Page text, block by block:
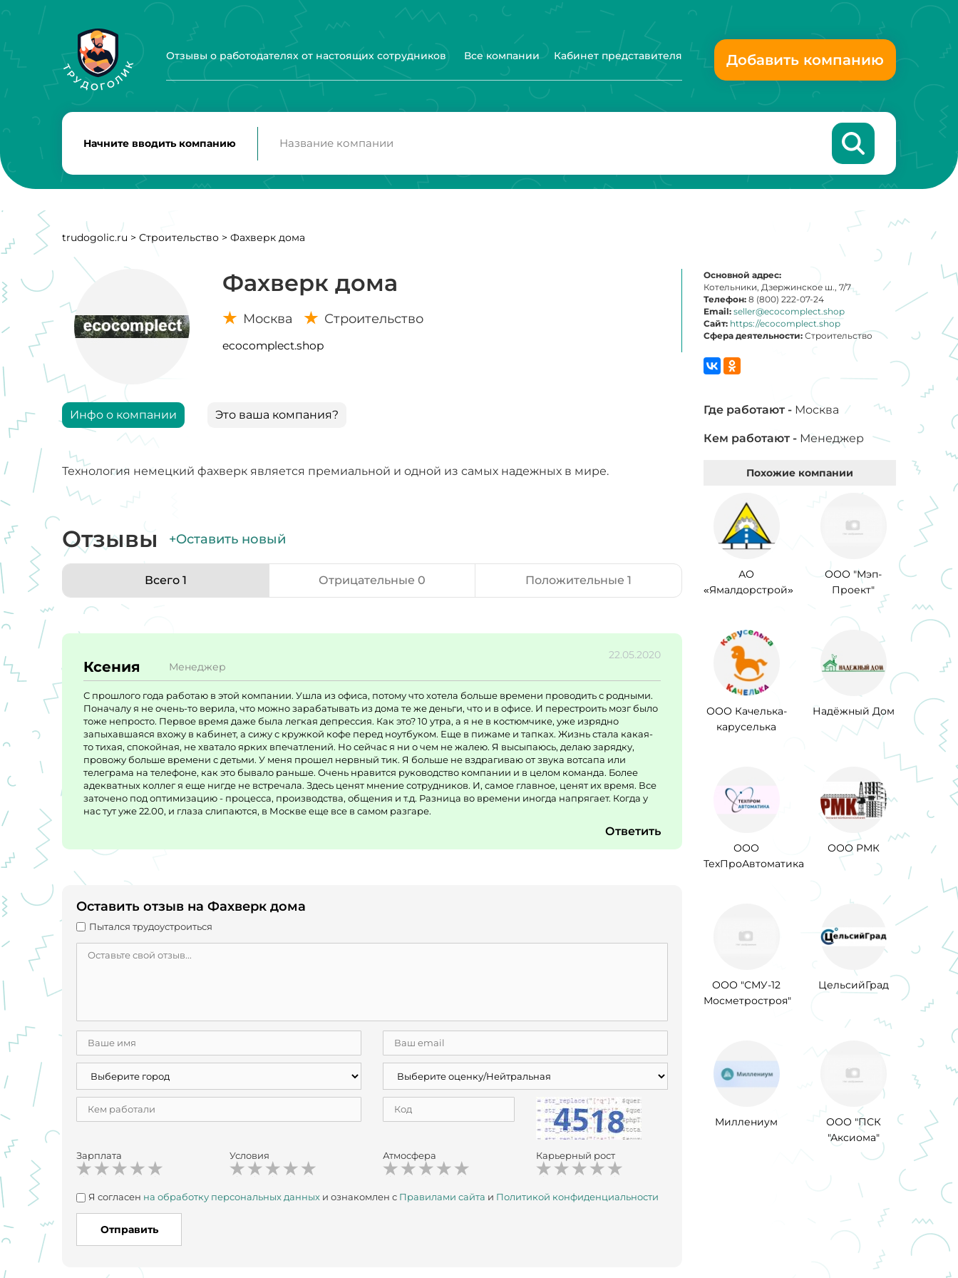
Отзывы о работодателях от настоящих сотрудников Все компании Кабинет представителя Добавить компанию
Начните вводить компанию
trudogolic.ru > Строительство > Фахверк дома
Фахверк дома
Москва Строительство
ecocomplect.shop
Инфо о компании Это ваша компания?
Технология немецкий фахверк является премиальной и одной из самых надежных в мире.
Отзывы +Оставить новый
Всего 1 Отрицательные 0 Положительные 1
22.05.2020
Ксения Менеджер
С прошлого года работаю в этой компании. Ушла из офиса, потому что хотела больше времени проводить с родными.
Поначалу я не очень-то верила, что можно зарабатывать из дома те же деньги, что и в офисе. И перестроить мозг было
тоже непросто. Первое время даже была легкая депрессия. Как это? 10 утра, а я не в костюмчике, уже изрядно
запыхавшаяся вхожу в кабинет, а сижу с кружкой кофе перед ноутбуком. Еще в пижаме и тапках. Жизнь стала какая-
то тихая, спокойная, не хватало ярких впечатлений. Но сейчас я ни о чем не жалею. Я высыпаюсь, делаю зарядку,
провожу больше времени с детьми. У меня прошел нервный тик. Я больше не вздрагиваю от звука вотсапа или
телеграма на телефоне, как это бывало раньше. Очень нравится руководство компании и в целом команда. Более
адекватных коллег я еще нигде не встречала. Здесь ценят мнение сотрудников. И, самое главное, ценят их время. Все
заточено под оптимизацию - процесса, производства, общения и т.д. Разница во времени иногда напрягает. Когда у
нас тут уже 22.00, и глаза слипаются, в Москве еще все в самом разгаре.
Ответить
Оставить отзыв на Фахверк дома
Пытался трудоустроиться
Зарплата Условия Атмосфера Карьерный рост
Я согласен на обработку персональных данных и ознакомлен с Правилами сайта и Политикой конфиденциальности
Отправить
Основной адрес:
Котельники, Дзержинское ш., 7/7
Телефон: 8 (800) 222-07-24
Email: seller@ecocomplect.shop
Сайт: https://ecocomplect.shop
Сфера деятельности: Строительство
Где работают - Москва
Кем работают - Менеджер
Похожие компании
АО
«Ямалдорстрой»
ООО "Мэп-
Проект"
ООО Качелька-
каруселька
Надёжный Дом
ООО
ТехПроАвтоматика
ООО РМК
ООО "СМУ-12
Мосметростроя"
ЦельсийГрад
Миллениум
ООО "ПСК
"Аксиома"